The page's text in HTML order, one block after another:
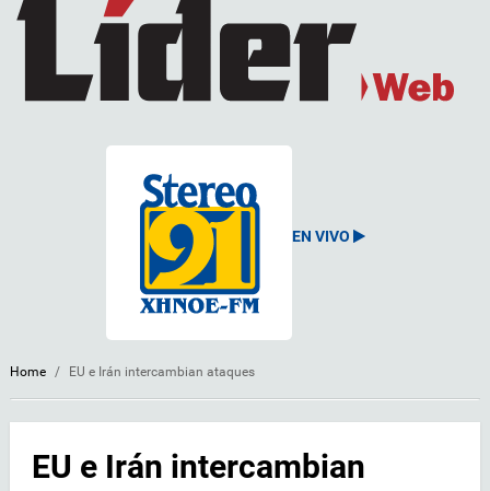
EN VIVO
Home / EU e Irán intercambian ataques
EU e Irán intercambian